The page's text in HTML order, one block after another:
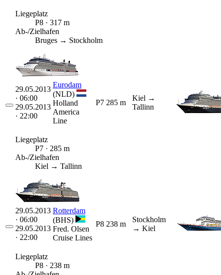
Liegeplatz
P8 · 317 m
Ab-/Zielhafen
Bruges → Stockholm
29.05.2013
· 06:00
29.05.2013
· 22:00
Eurodam
(NLD)
Holland
America
Line
P7 285 m
Kiel →
Tallinn
Liegeplatz
P7 · 285 m
Ab-/Zielhafen
Kiel → Tallinn
29.05.2013
· 06:00
29.05.2013
· 22:00
Rotterdam
(BHS)
Fred. Olsen
Cruise Lines
P8 238 m
Stockholm
→ Kiel
Liegeplatz
P8 · 238 m